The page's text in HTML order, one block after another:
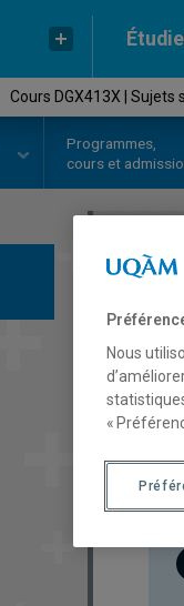
Cours DGX413X |
Programmes,
cours et
Nous
«